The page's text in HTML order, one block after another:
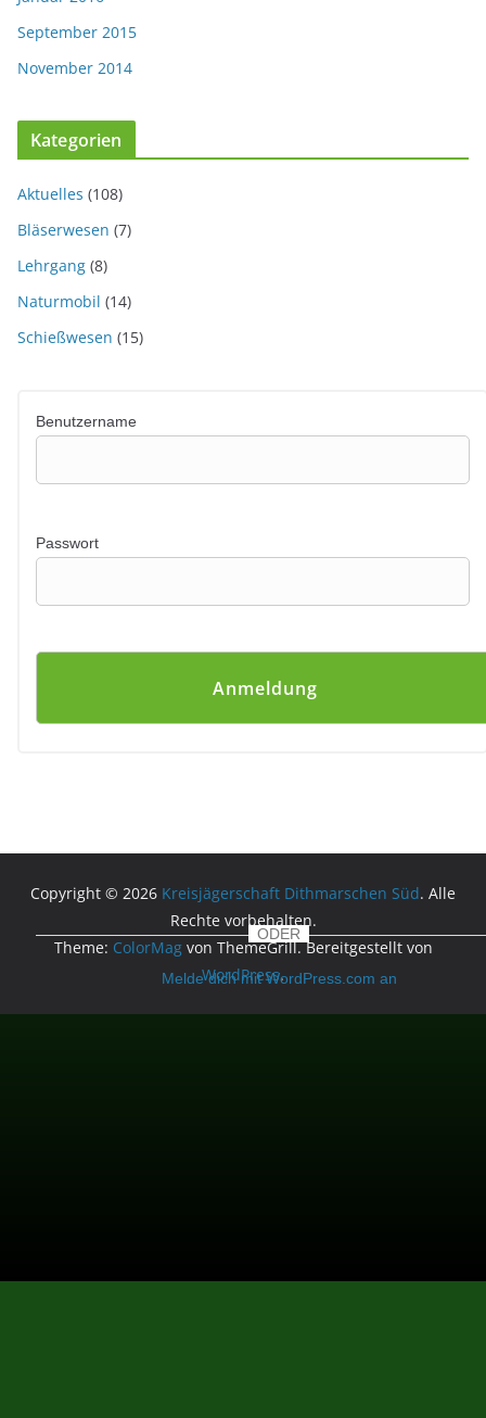
September 2015
November 2014
Kategorien
Aktuelles (108)
Bläserwesen (7)
Lehrgang (8)
Naturmobil (14)
Schießwesen (15)
Benutzername
Passwort
ODER
Melde dich mit WordPress.com an
Copyright © 2026 Kreisjägerschaft Dithmarschen Süd. Alle
Rechte vorbehalten.
Theme: ColorMagvon ThemeGrill. Bereitgestellt von
WordPress.